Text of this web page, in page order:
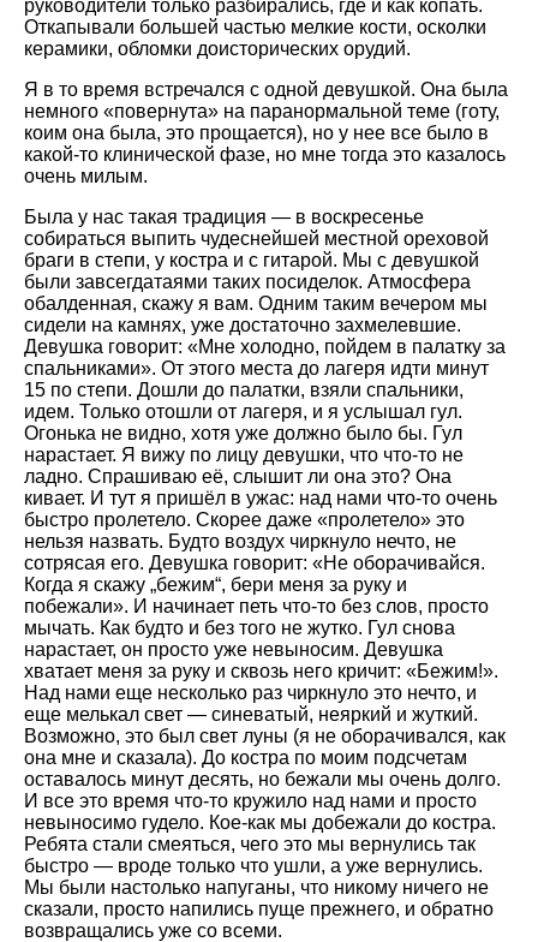
руководители только разбирались, где и как копать.
Откапывали большей частью мелкие кости, осколки
керамики, обломки доисторических орудий.
Я в то время встречался с одной девушкой. Она была
немного «повернута» на паранормальной теме (готу,
коим она была, это прощается), но у нее все было в
какой-то клинической фазе, но мне тогда это казалось
очень милым.
Была у нас такая традиция — в воскресенье
собираться выпить чудеснейшей местной ореховой
браги в степи, у костра и с гитарой. Мы с девушкой
были завсегдатаями таких посиделок. Атмосфера
обалденная, скажу я вам. Одним таким вечером мы
сидели на камнях, уже достаточно захмелевшие.
Девушка говорит: «Мне холодно, пойдем в палатку за
спальниками». От этого места до лагеря идти минут
15 по степи. Дошли до палатки, взяли спальники,
идем. Только отошли от лагеря, и я услышал гул.
Огонька не видно, хотя уже должно было бы. Гул
нарастает. Я вижу по лицу девушки, что что-то не
ладно. Спрашиваю её, слышит ли она это? Она
кивает. И тут я пришёл в ужас: над нами что-то очень
быстро пролетело. Скорее даже «пролетело» это
нельзя назвать. Будто воздух чиркнуло нечто, не
сотрясая его. Девушка говорит:
Не оборачивайся.
Когда я скажу бежим , бери меня за руку и
побежали
. И начинает петь что-то без слов, просто
мычать. Как будто и без того не жутко. Гул снова
нарастает, он просто уже невыносим. Девушка
хватает меня за руку и сквозь него кричит: «Бежим!».
Над нами еще несколько раз чиркнуло это нечто, и
еще мелькал свет — синеватый, неяркий и жуткий.
Возможно, это был свет луны (я не оборачивался, как
она мне и сказала). До костра по моим подсчетам
оставалось минут десять, но бежали мы очень долго.
И все это время что-то кружило над нами и просто
невыносимо гудело. Кое-как мы добежали до костра.
Ребята стали смеяться, чего это мы вернулись так
быстро — вроде только что ушли, а уже вернулись.
Мы были настолько напуганы, что никому ничего не
сказали, просто напились пуще прежнего, и обратно
возвращались уже со всеми.